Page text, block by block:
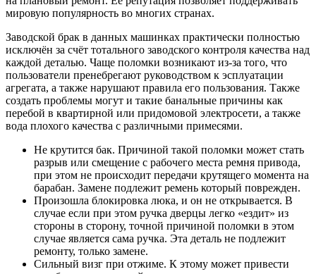
мировую популярность во многих странах.
Заводской брак в данных машинках практически полностью
исключён за счёт тотального заводского контроля качества над
каждой деталью. Чаще поломки возникают из-за того, что
пользователи пренебрегают руководством к эсплуатации
агрегата, а также нарушают правила его пользования. Также
создать проблемы могут и такие банальные причины как
перебой в квартирной или придомовой электросети, а также
вода плохого качества с различными примесями.
Не крутится бак. Причиной такой поломки может стать
разрыв или смещение с рабочего места ремня привода,
при этом не происходит передачи крутящего момента на
барабан. Замене подлежит ремень который поврежден.
Произошла блокировка люка, и он не открывается. В
случае если при этом ручка дверцы легко «ездит» из
стороны в сторону, точной причиной поломки в этом
случае является сама ручка. Эта деталь не подлежит
ремонту, только замене.
Сильный визг при отжиме. К этому может привести